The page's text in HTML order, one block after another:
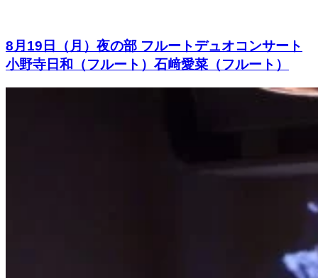
8月19日（月）夜の部 フルートデュオコンサート
小野寺日和（フルート）石﨑愛菜（フルート）